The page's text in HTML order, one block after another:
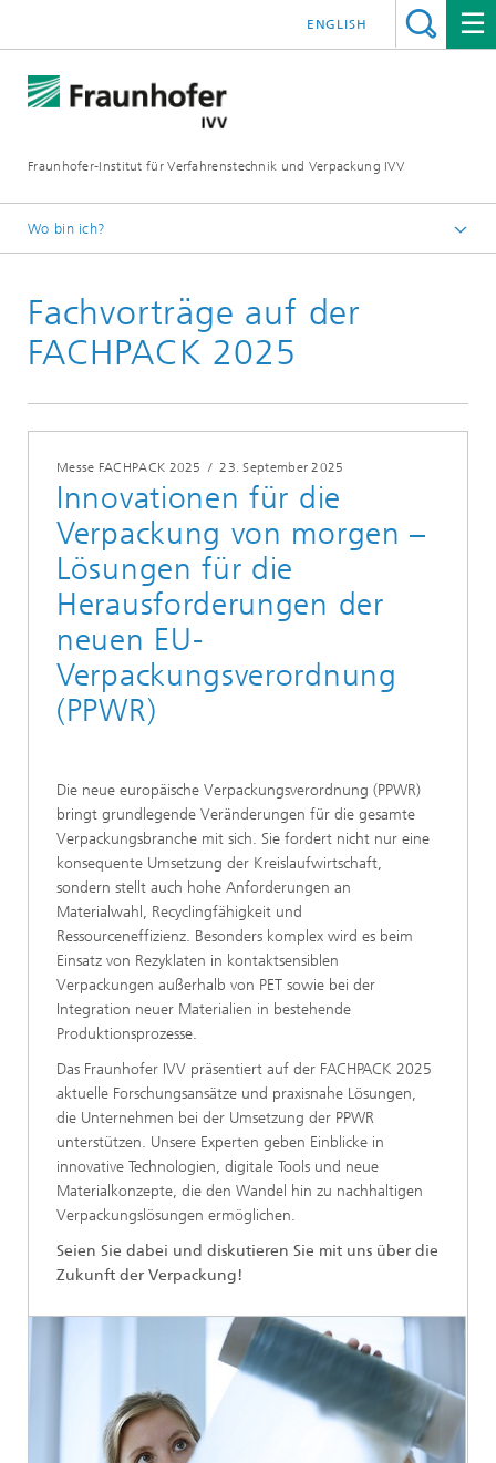
Fraunhofer-Institut für Verfahrenstechnik und Verpackung IVV
ENGLISH
Wo bin ich?
News
Events
Fachvorträge auf der
FACHPACK 2025
Messe FACHPACK 2025 /23. September 2025
Innovationen für die
Verpackung von morgen –
Lösungen für die
Herausforderungen der
neuen EU-
Verpackungsverordnung
(PPWR)
Die neue europäische Verpackungsverordnung (PPWR)
bringt grundlegende Veränderungen für die gesamte
Verpackungsbranche mit sich. Sie fordert nicht nur eine
konsequente Umsetzung der Kreislaufwirtschaft,
sondern stellt auch hohe Anforderungen an
Materialwahl, Recyclingfähigkeit und
Ressourceneffizienz. Besonders komplex wird es beim
Einsatz von Rezyklaten in kontaktsensiblen
Verpackungen außerhalb von PET sowie bei der
Integration neuer Materialien in bestehende
Produktionsprozesse.
Das Fraunhofer IVV präsentiert auf der FACHPACK 2025
aktuelle Forschungsansätze und praxisnahe Lösungen,
die Unternehmen bei der Umsetzung der PPWR
unterstützen. Unsere Experten geben Einblicke in
innovative Technologien, digitale Tools und neue
Materialkonzepte, die den Wandel hin zu nachhaltigen
Verpackungslösungen ermöglichen.
Seien Sie dabei und diskutieren Sie mit uns über die
Zukunft der Verpackung!